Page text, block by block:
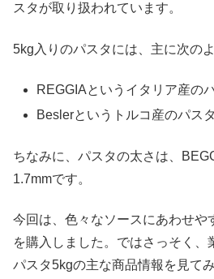
スタが取り扱われています。
5kg入りのパスタには、主に次の
REGGIAというイタリア産の
Beslerというトルコ産のパスタ
ちなみに、パスタの太さは、
1.7mmです。
今回は、色々なソースにあわせや
を購入しました。ではさっそく、
パスタ5kgの主な商品情報を見てみ